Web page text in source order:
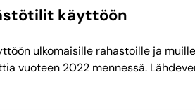
käyttöön
ulkomaisille rahastoille ja
vuoteen 2022 mennessä.